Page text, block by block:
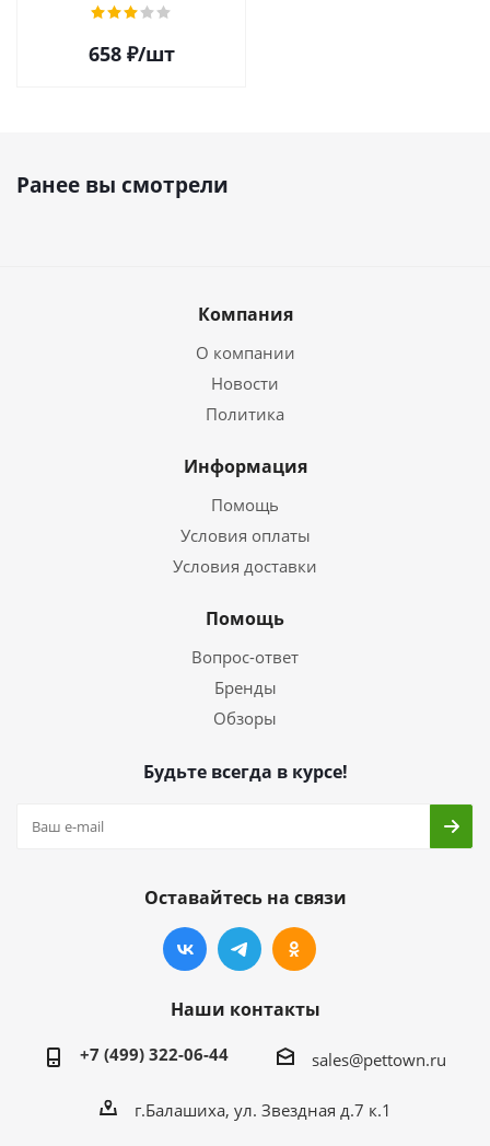
658₽/шт
Ранее вы смотрели
Компания
О компании
Новости
Политика
Информация
Помощь
Условия оплаты
Условия доставки
Помощь
Вопрос-ответ
Бренды
Обзоры
Будьте всегда в курсе!
Оставайтесь на связи
Наши контакты
+7 (499) 322-06-44 sales@pettown.ru
г.Балашиха, ул. Звездная д.7 к.1